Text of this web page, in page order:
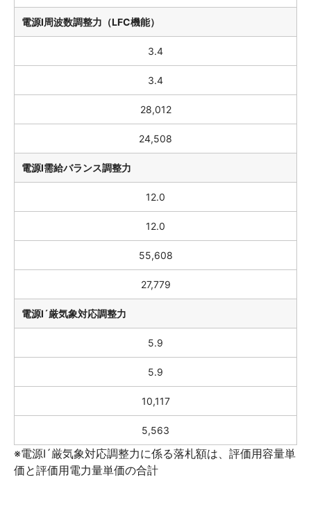
電源Ⅰ周波数調整力（LFC機能）
3.4
3.4
28,012
24,508
電源Ⅰ需給バランス調整力
12.0
12.0
55,608
27,779
電源Ⅰ´厳気象対応調整力
5.9
5.9
10,117
5,563
※電源Ⅰ´厳気象対応調整力に係る落札額は、評価用容量単
価と評価用電力量単価の合計